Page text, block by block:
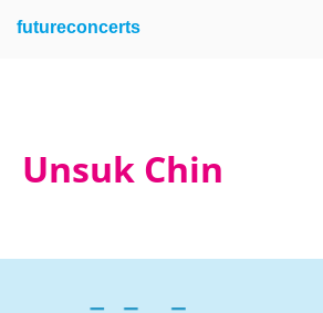
Skip
Skip
futureconcerts
Unsuk Chin